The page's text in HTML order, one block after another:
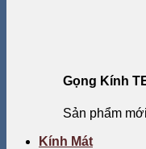
Gọng Kính
Sản phẩm
Kính Mát